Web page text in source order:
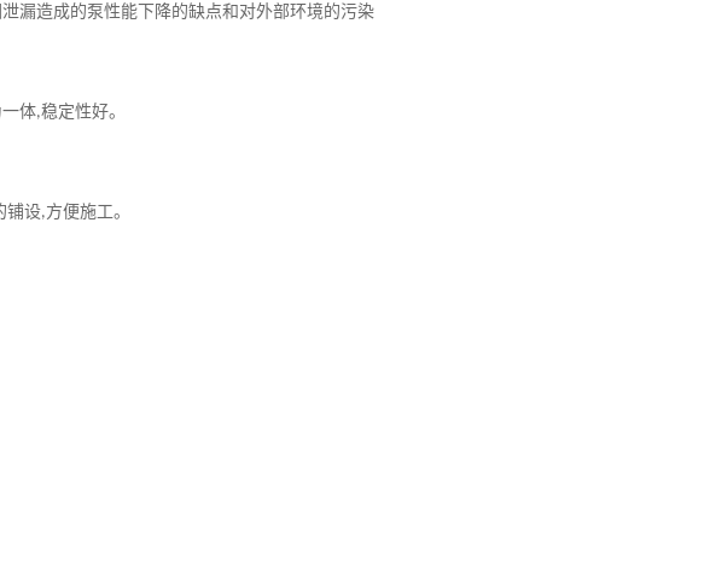
漏造成的泵性能下降的缺点和对外部环境的污染
体,稳定性好。
铺设,方便施工。